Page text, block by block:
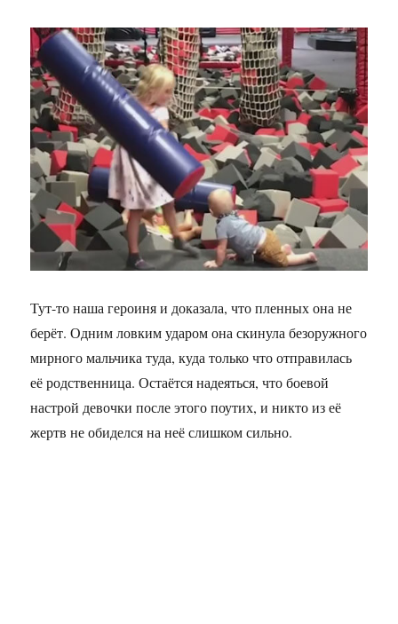
Тут-то наша героиня и доказала, что пленных она не
берёт. Одним ловким ударом она скинула безоружного
мирного мальчика туда, куда только что отправилась
её родственница. Остаётся надеяться, что боевой
настрой девочки после этого поутих, и никто из её
жертв не обиделся на неё слишком сильно.